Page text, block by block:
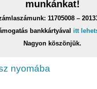
munkánkat!
11705008 –
bankkártyával itt
Nagyon köszönjük.
nyomába